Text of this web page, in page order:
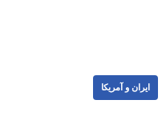
ایران و آمریکا